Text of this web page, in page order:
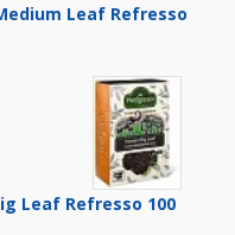
Leaf Refresso
Leaf Refresso 100